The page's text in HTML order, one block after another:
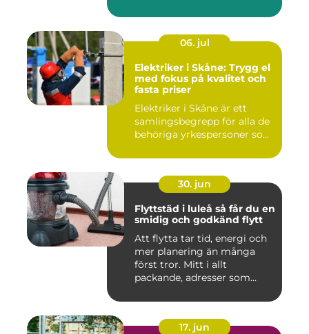
06. jul
Elektriker i Skåne: Trygg el
med fokus på kvalitet och
fasta priser
Elektriker i Skåne är ett
samlingsbegrepp för alla de
behöriga yrkespersoner so...
30. jun
Flyttstäd i luleå så får du en
smidig och godkänd flytt
Att flytta tar tid, energi och
mer planering än många
först tror. Mitt i allt
packande, adresser som...
17. jun